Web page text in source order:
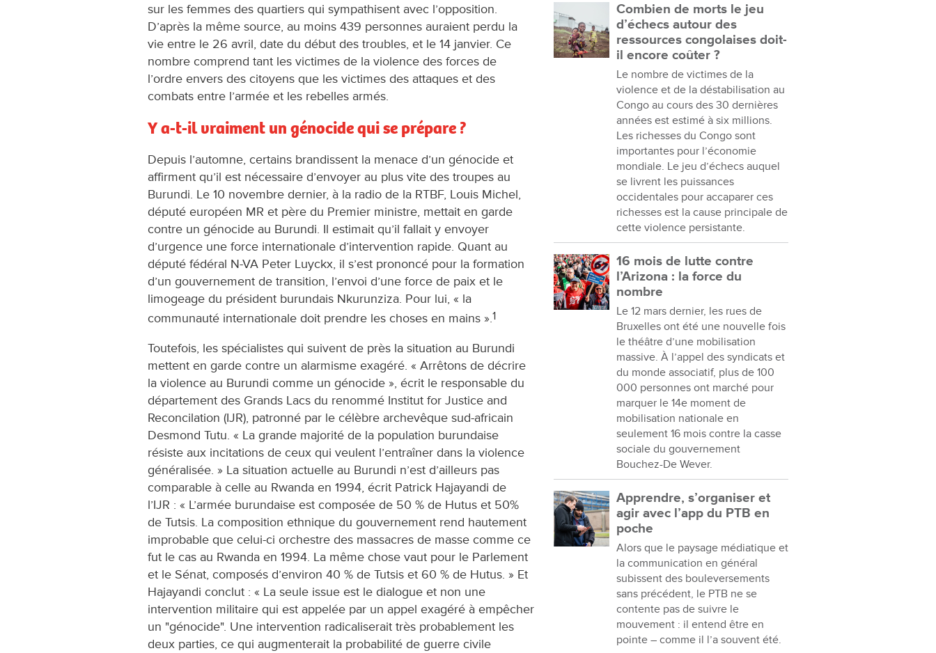
sur les femmes des quartiers qui sympathisent avec l’opposition.
D’après la même source, au moins 439 personnes auraient perdu la
vie entre le 26 avril, date du début des troubles, et le 14 janvier. Ce
nombre comprend tant les victimes de la violence des forces de
l’ordre envers des citoyens que les victimes des attaques et des
combats entre l’armée et les rebelles armés.
Y a-t-il vraiment un génocide qui se prépare ?
Depuis l’automne, certains brandissent la menace d’un génocide et
affirment qu’il est nécessaire d’envoyer au plus vite des troupes au
Burundi. Le 10 novembre dernier, à la radio de la RTBF, Louis Michel,
député européen MR et père du Premier ministre, mettait en garde
contre un génocide au Burundi. Il estimait qu’il fallait y envoyer
d’urgence une force internationale d’intervention rapide. Quant au
député fédéral N-VA Peter Luyckx, il s’est prononcé pour la formation
d’un gouvernement de transition, l’envoi d’une force de paix et le
limogeage du président burundais Nkurunziza. Pour lui, « la
communauté internationale doit prendre les choses en mains ».1
Toutefois, les spécialistes qui suivent de près la situation au Burundi
mettent en garde contre un alarmisme exagéré. « Arrêtons de décrire
la violence au Burundi comme un génocide », écrit le responsable du
département des Grands Lacs du renommé Institut for Justice and
Reconcilation (IJR), patronné par le célèbre archevêque sud-africain
Desmond Tutu. « La grande majorité de la population burundaise
résiste aux incitations de ceux qui veulent l’entraîner dans la violence
généralisée. » La situation actuelle au Burundi n’est d’ailleurs pas
comparable à celle au Rwanda en 1994, écrit Patrick Hajayandi de
l’IJR : « L’armée burundaise est composée de 50 % de Hutus et 50%
de Tutsis. La composition ethnique du gouvernement rend hautement
improbable que celui-ci orchestre des massacres de masse comme ce
fut le cas au Rwanda en 1994. La même chose vaut pour le Parlement
et le Sénat, composés d’environ 40 % de Tutsis et 60 % de Hutus. » Et
Hajayandi conclut : « La seule issue est le dialogue et non une
intervention militaire qui est appelée par un appel exagéré à empêcher
un "génocide". Une intervention radicaliserait très probablement les
deux parties, ce qui augmenterait la probabilité de guerre civile
Combien de morts le jeu
d’échecs autour des
ressources congolaises doit-
il encore coûter ?
Le nombre de victimes de la
violence et de la déstabilisation au
Congo au cours des 30 dernières
années est estimé à six millions.
Les richesses du Congo sont
importantes pour l’économie
mondiale. Le jeu d’échecs auquel
se livrent les puissances
occidentales pour accaparer ces
richesses est la cause principale de
cette violence persistante.
16 mois de lutte contre
l’Arizona : la force du
nombre
Le 12 mars dernier, les rues de
Bruxelles ont été une nouvelle fois
le théâtre d’une mobilisation
massive. À l’appel des syndicats et
du monde associatif, plus de 100
000 personnes ont marché pour
marquer le 14e moment de
mobilisation nationale en
seulement 16 mois contre la casse
sociale du gouvernement
Bouchez-De Wever.
Apprendre, s’organiser et
agir avec l’app du PTB en
poche
Alors que le paysage médiatique et
la communication en général
subissent des bouleversements
sans précédent, le PTB ne se
contente pas de suivre le
mouvement : il entend être en
pointe – comme il l’a souvent été.